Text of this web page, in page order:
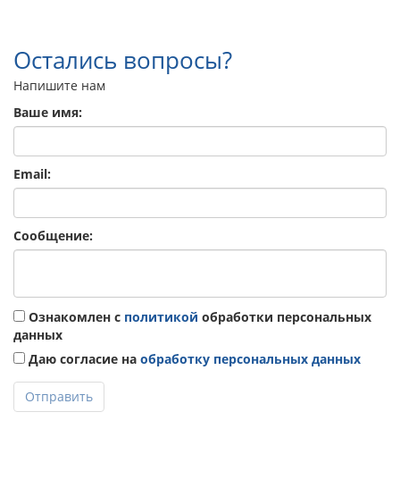
Остались вопросы?
Напишите нам
Ваше имя:
Email:
Сообщение:
Ознакомлен с политикой обработки персональных
данных
Даю согласие на обработку персональных данных
Отправить